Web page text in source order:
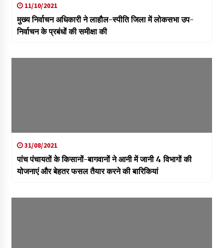
11/10/2021
मुख्य निर्वाचन अधिकारी ने लाहौल-स्पीति जिला में लोकसभा उप-
निर्वाचन के प्रबंधों की समीक्षा की
31/08/2021
पांच पंचायतों के किसानों-बागवानों ने आनी में जानी 4 विभागों की
योजनाएं और बेहतर फसल तैयार करने की बारिकियां